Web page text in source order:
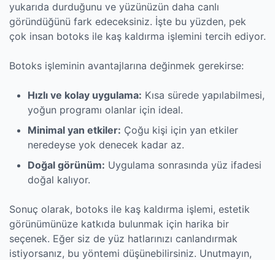
yukarıda durduğunu ve yüzünüzün daha canlı
göründüğünü fark edeceksiniz. İşte bu yüzden, pek
çok insan botoks ile kaş kaldırma işlemini tercih ediyor.
Botoks işleminin avantajlarına değinmek gerekirse:
Hızlı ve kolay uygulama: Kısa sürede yapılabilmesi,
yoğun programı olanlar için ideal.
Minimal yan etkiler: Çoğu kişi için yan etkiler
neredeyse yok denecek kadar az.
Doğal görünüm: Uygulama sonrasında yüz ifadesi
doğal kalıyor.
Sonuç olarak, botoks ile kaş kaldırma işlemi, estetik
görünümünüze katkıda bulunmak için harika bir
seçenek. Eğer siz de yüz hatlarınızı canlandırmak
istiyorsanız, bu yöntemi düşünebilirsiniz. Unutmayın,